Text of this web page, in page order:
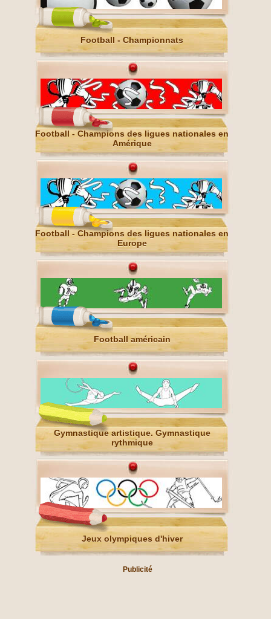
Football - Championnats
Football - Champions des ligues nationales en
Amérique
Football - Champions des ligues nationales en
Europe
Football américain
Gymnastique artistique. Gymnastique
rythmique
Jeux olympiques d'hiver
Publicité